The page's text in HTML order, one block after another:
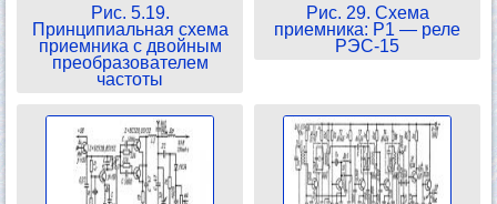
Рис. 5.19.
Принципиальная схема
приемника с двойным
преобразователем
частоты
Рис. 29. Схема
приемника: P1 — реле
РЭС-15